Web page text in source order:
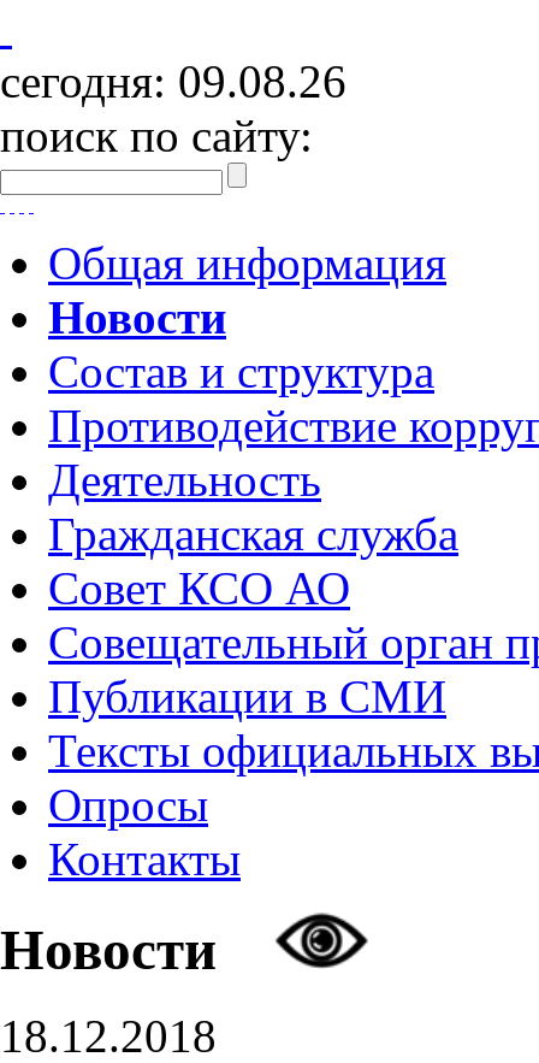
сегодня: 09.08.26
поиск по сайту:
Общая информация
Новости
Состав и структура
Противодействие
Деятельность
Гражданская служба
Совет КСО АО
Совещательный орган
Публикации в СМИ
Тексты официальных
Опросы
Контакты
Новости
18.12.2018